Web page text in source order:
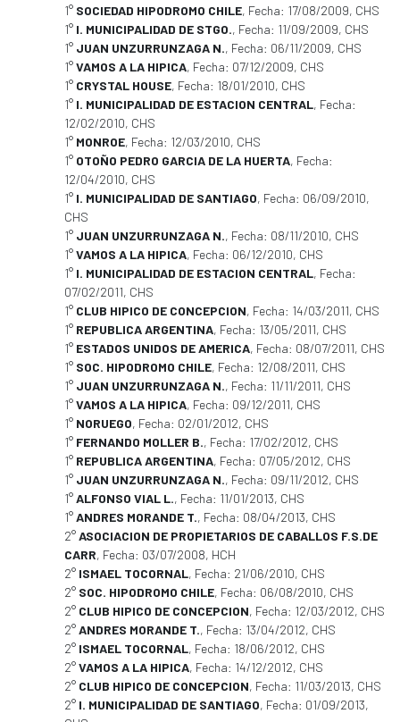
1° SOCIEDAD HIPODROMO CHILE, Fecha: 17/08/2009, CHS
1° I. MUNICIPALIDAD DE STGO., Fecha: 11/09/2009, CHS
1° JUAN UNZURRUNZAGA N., Fecha: 06/11/2009, CHS
1°VAMOS A LA HIPICA, Fecha: 07/12/2009, CHS
1° CRYSTAL HOUSE, Fecha: 18/01/2010, CHS
1° I. MUNICIPALIDAD DE ESTACION CENTRAL, Fecha:
12/02/2010, CHS
1° MONROE, Fecha: 12/03/2010, CHS
1° OTOÑO PEDRO GARCIA DE LA HUERTA, Fecha:
12/04/2010, CHS
1° I. MUNICIPALIDAD DE SANTIAGO, Fecha: 06/09/2010,
CHS
1° JUAN UNZURRUNZAGA N., Fecha: 08/11/2010, CHS
1°VAMOS A LA HIPICA, Fecha: 06/12/2010, CHS
1° I. MUNICIPALIDAD DE ESTACION CENTRAL, Fecha:
07/02/2011, CHS
1° CLUB HIPICO DE CONCEPCION, Fecha: 14/03/2011, CHS
1° REPUBLICA ARGENTINA, Fecha: 13/05/2011, CHS
1° ESTADOS UNIDOS DE AMERICA, Fecha: 08/07/2011, CHS
1° SOC. HIPODROMO CHILE, Fecha: 12/08/2011, CHS
1° JUAN UNZURRUNZAGA N., Fecha: 11/11/2011, CHS
1°VAMOS A LA HIPICA, Fecha: 09/12/2011, CHS
1° NORUEGO, Fecha: 02/01/2012, CHS
1° FERNANDO MOLLER B., Fecha: 17/02/2012, CHS
1° REPUBLICA ARGENTINA, Fecha: 07/05/2012, CHS
1° JUAN UNZURRUNZAGA N., Fecha: 09/11/2012, CHS
1°ALFONSO VIAL L., Fecha: 11/01/2013, CHS
1°ANDRES MORANDE T., Fecha: 08/04/2013, CHS
2°ASOCIACION DE PROPIETARIOS DE CABALLOS F.S.DE
CARR, Fecha: 03/07/2008, HCH
2° ISMAEL TOCORNAL, Fecha: 21/06/2010, CHS
2° SOC. HIPODROMO CHILE, Fecha: 06/08/2010, CHS
2° CLUB HIPICO DE CONCEPCION, Fecha: 12/03/2012, CHS
2°ANDRES MORANDE T., Fecha: 13/04/2012, CHS
2° ISMAEL TOCORNAL, Fecha: 18/06/2012, CHS
2°VAMOS A LA HIPICA, Fecha: 14/12/2012, CHS
2° CLUB HIPICO DE CONCEPCION, Fecha: 11/03/2013, CHS
2° I. MUNICIPALIDAD DE SANTIAGO, Fecha: 01/09/2013,